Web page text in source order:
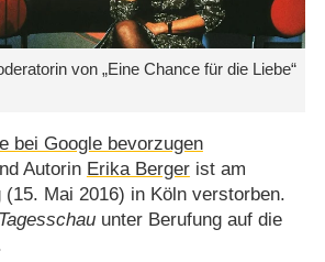
von „Eine Chance für die Liebe“
bei Google bevorzugen
Autorin Erika Bergerist am
(15. Mai 2016) in Köln verstorben.
Tagesschauunter Berufung auf die